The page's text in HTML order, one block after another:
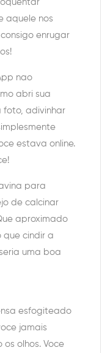
aquele nos
enrugar
nao
abri sua
adivinhar
estava online.
para
de calcinar
aproximado
que cindir a
uma boa
esfogiteado
jamais
olhos. Voce